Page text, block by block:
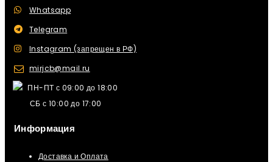
Whatsapp
Telegram
Instagram (запрещен в РФ)
mirjcb@mail.ru
ПН-ПТ с 09:00 до 18:00
СБ с 10:00 до 17:00
Информация
Доставка и Оплата